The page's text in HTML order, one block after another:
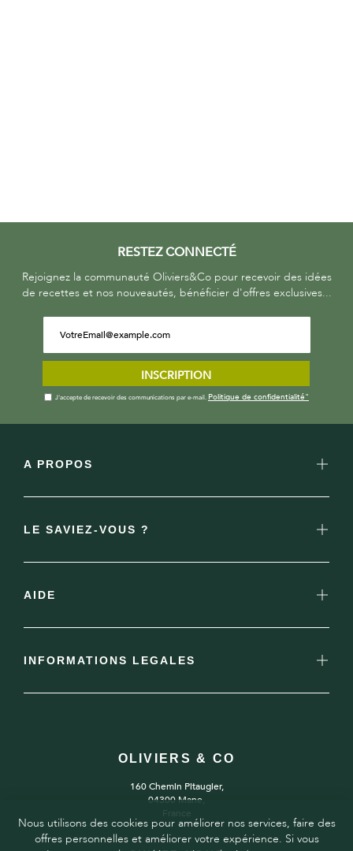
RESTEZ CONNECTÉ
Rejoignez la communauté Oliviers&Co pour recevoir des idées
de recettes et nos nouveautés, bénéficier d'offres exclusives...
INSCRIPTION
J'accepte de recevoir des communications par e-mail. Politique de confidentialité"
A PROPOS
LE SAVIEZ-VOUS ?
AIDE
INFORMATIONS LEGALES
OLIVIERS & CO
160 Chemin Pitaugier,
04300 Mane,
France
Nous utilisons des cookies pour améliorer nos services, faire des
offres personnelles et améliorer votre expérience. Si vous